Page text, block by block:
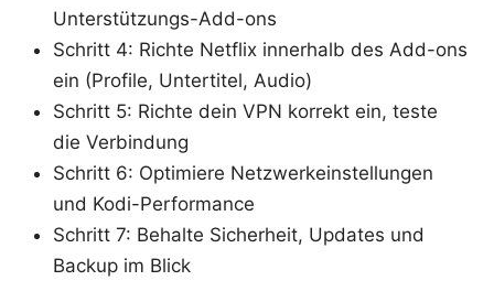
Unterstützungs-Add-ons
Schritt 4: Richte Netflix innerhalb des Add-ons
ein (Profile, Untertitel, Audio)
Schritt 5: Richte dein VPN korrekt ein, teste
die Verbindung
Schritt 6: Optimiere Netzwerkeinstellungen
und Kodi-Performance
Schritt 7: Behalte Sicherheit, Updates und
Backup im Blick